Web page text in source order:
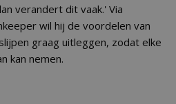
verandert dit vaak.' Via
wil hij de voordelen van
graag uitleggen, zodat elke
kan nemen.